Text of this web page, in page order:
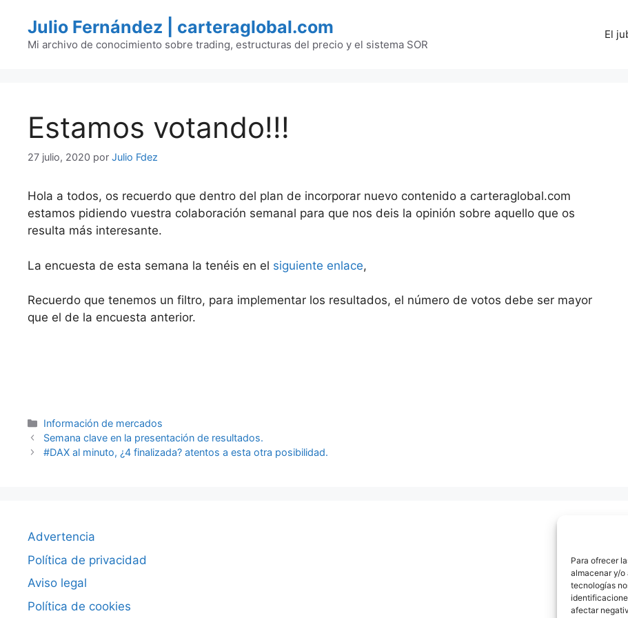
Para ofrecer
almacenar y/o
tecnologías
afectar
contenido
Julio Fernández | carteraglobal.com
Mi archivo de conocimiento sobre trading, estructuras del precio y el sistema SOR
El
Estamos votando!!!
27 julio, 2020 por Julio Fdez
Hola a todos, os recuerdo que dentro del plan de incorporar nuevo contenido a carteraglobal.com
estamos pidiendo vuestra colaboración semanal para que nos deis la opinión sobre aquello que os
resulta más interesante.
La encuesta de esta semana la tenéis en el siguiente enlace,
Recuerdo que tenemos un filtro, para implementar los resultados, el número de votos debe ser mayor
que el de la encuesta anterior.
Categorías
Información de mercados
Semana clave en la presentación de resultados.
#DAX al minuto, ¿4 finalizada? atentos a esta otra posibilidad.
Advertencia
Política de privacidad
Aviso legal
Política de cookies